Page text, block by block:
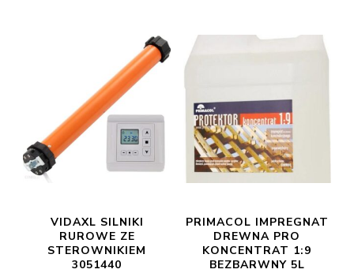
VIDAXL SILNIKI
RUROWE ZE
STEROWNIKIEM
3051440
PRIMACOL IMPREGNAT
DREWNA PRO
KONCENTRAT 1:9
BEZBARWNY 5L